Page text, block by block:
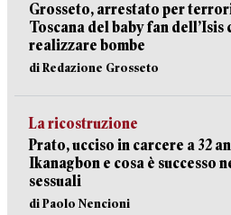
Grosseto, arrestato per
Toscana del baby fan dell’Isis
realizzare bombe
di Redazione Grosseto
La ricostruzione
Prato, ucciso in carcere a 32
Ikanagbon e cosa è successo
sessuali
di Paolo Nencioni